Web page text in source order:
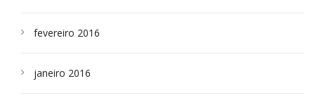
fevereiro 2016
janeiro 2016